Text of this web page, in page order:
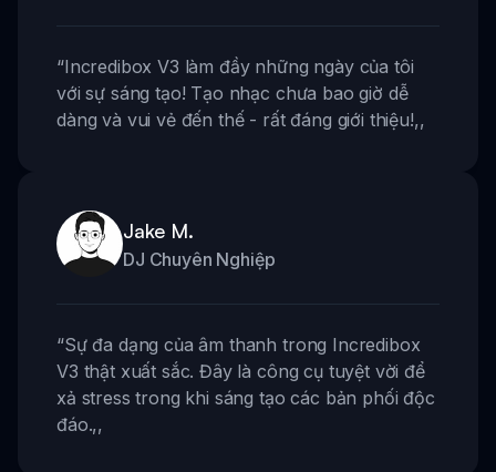
“Incredibox V3 làm đầy những ngày của tôi
với sự sáng tạo! Tạo nhạc chưa bao giờ dễ
dàng và vui vẻ đến thế - rất đáng giới thiệu!,,
Jake M.
DJ Chuyên Nghiệp
“Sự đa dạng của âm thanh trong Incredibox
V3 thật xuất sắc. Đây là công cụ tuyệt vời để
xả stress trong khi sáng tạo các bản phối độc
đáo.,,